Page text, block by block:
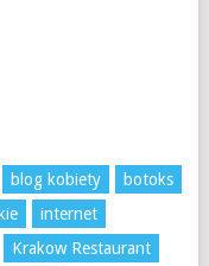
blog kobiety
botoks
internet
Krakow Restaurant